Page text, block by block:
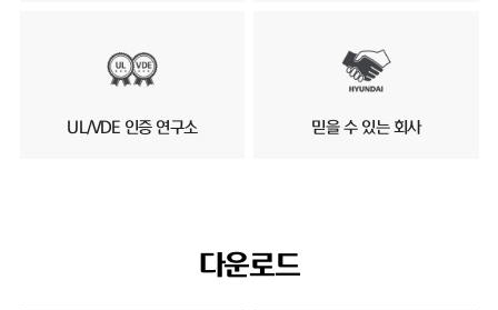
UL/VDE 인증 연구소 믿을 수 있는 회사
다운로드